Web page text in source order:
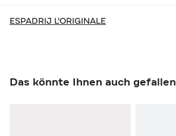
ESPADRIJ L'ORIGINALE
Das könnte Ihnen auch gefallen